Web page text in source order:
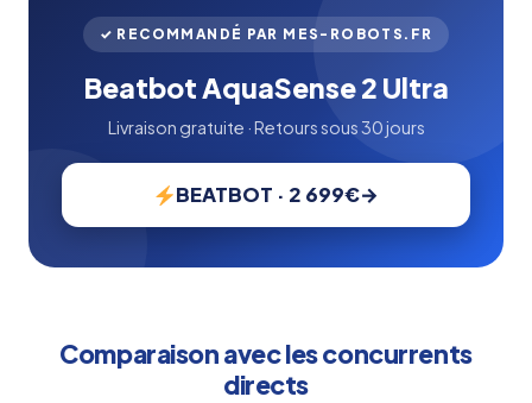
✓ RECOMMANDÉ PAR MES-ROBOTS.FR
Beatbot AquaSense 2 Ultra
Livraison gratuite · Retours sous 30 jours
BEATBOT · 2 699€
Comparaison avec les concurrents
directs